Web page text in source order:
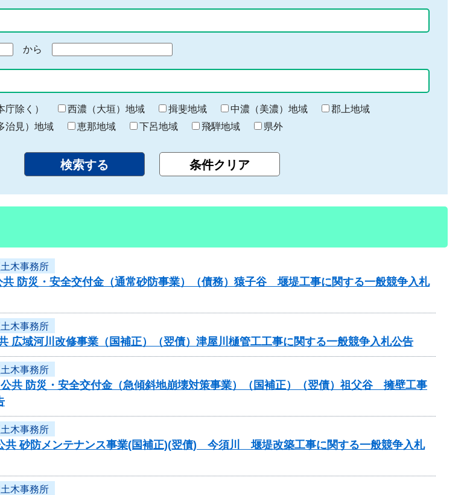
から
終
わ
り
除く） 西濃（大垣）地域 揖斐地域 中濃（美濃）地域
郡上地域
治見）地域 恵那地域 下呂地域 飛騨地域 県外
木事務所
共 防災・安全交付金（通常砂防事業）（債務）猿子谷 堰堤工事に関する一般競争入札
木事務所
広域河川改修事業（国補正）（翌債）津屋川樋管工工事に関する一般競争入札公告
木事務所
共 防災・安全交付金（急傾斜地崩壊対策事業）（国補正）（翌債）祖父谷 擁壁工事
木事務所
共 砂防メンテナンス事業(国補正)(翌債) 今須川 堰堤改築工事に関する一般競争入札
木事務所